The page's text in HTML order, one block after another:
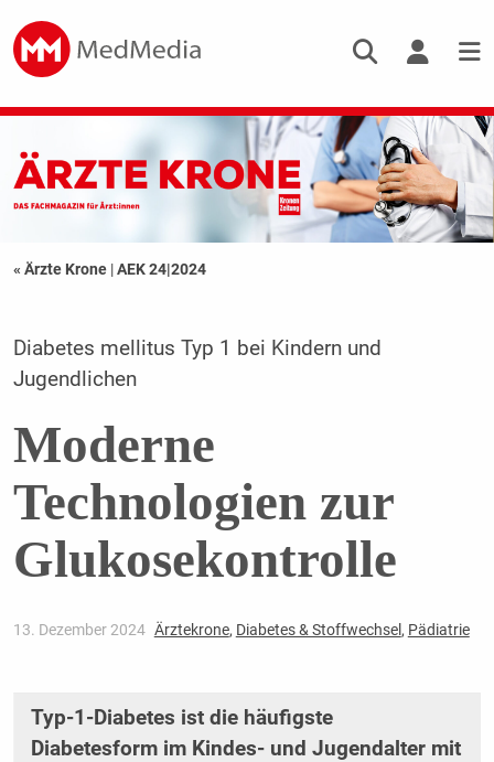
« Ärzte Krone |AEK 24|2024
Diabetes mellitus Typ 1 bei Kindern und
Jugendlichen
Moderne
Technologien zur
Glukosekontrolle
13. Dezember 2024 Ärztekrone, Diabetes & Stoffwechsel, Pädiatrie
Typ-1-Diabetes ist die häufigste
Diabetesform im Kindes- und Jugendalter mit